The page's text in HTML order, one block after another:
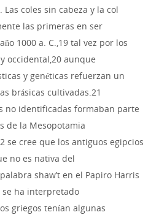
coles sin cabeza y la col
las primeras en ser
1000 a. C.,19 tal vez por los
occidental,20 aunque
y genéticas refuerzan un
brásicas cultivadas.21
no identificadas formaban parte
de la Mesopotamia
se cree que los antiguos egipcios
no es nativa del
shaw’t en el Papiro Harris
se ha interpretado
griegos tenían algunas